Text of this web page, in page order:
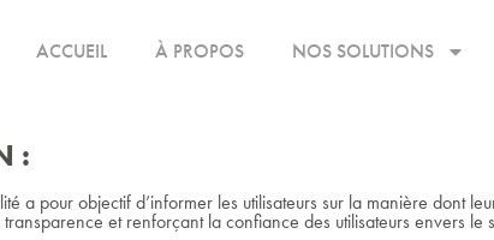
ACCUEIL À PROPOS NOS SOLUTIONS
:
a pour objectif d’informer les utilisateurs sur la manière dont
et renforçant la confiance des utilisateurs envers le